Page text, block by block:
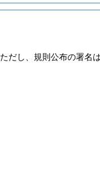
ただし、規則公布の署名